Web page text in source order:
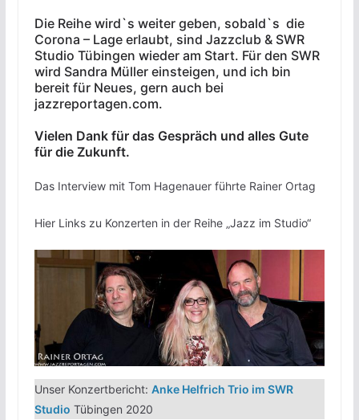
Die Reihe wird`s weiter geben, sobald`s die
Corona – Lage erlaubt, sind Jazzclub & SWR
Studio Tübingen wieder am Start. Für den SWR
wird Sandra Müller einsteigen, und ich bin
bereit für Neues, gern auch bei
jazzreportagen.com.
Vielen Dank für das Gespräch und alles Gute
für die Zukunft.
Das Interview mit Tom Hagenauer führte Rainer Ortag
Hier Links zu Konzerten in der Reihe „Jazz im Studio“
Unser Konzertbericht: Anke Helfrich Trio im SWR
Studio Tübingen 2020